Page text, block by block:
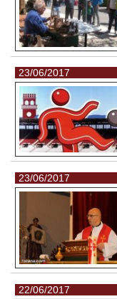
23/06/2017
23/06/2017
22/06/2017